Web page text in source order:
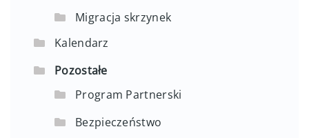
Migracja skrzynek
Kalendarz
Pozostałe
Program Partnerski
Bezpieczeństwo